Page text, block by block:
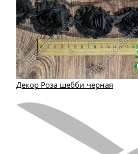
Декор Роза шебби черная